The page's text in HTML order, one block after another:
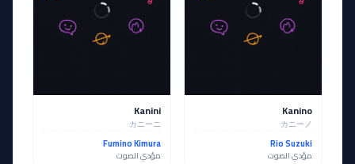
Kanino
カニーノ
Rio Suzuki
مؤدي الصوت
Kanini
カニーニ
Fumino Kimura
مؤدي الصوت